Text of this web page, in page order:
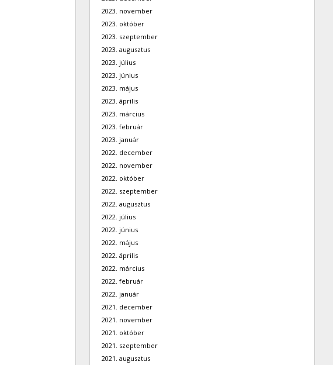
2023. november
2023. október
2023. szeptember
2023. augusztus
2023. július
2023. június
2023. május
2023. április
2023. március
2023. február
2023. január
2022. december
2022. november
2022. október
2022. szeptember
2022. augusztus
2022. július
2022. június
2022. május
2022. április
2022. március
2022. február
2022. január
2021. december
2021. november
2021. október
2021. szeptember
2021. augusztus